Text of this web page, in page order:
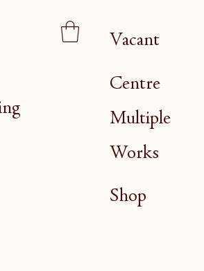
Vacant
Centre
Multiple
Works
Shop